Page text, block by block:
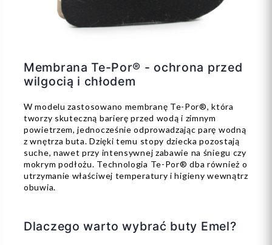
Membrana Te-Por® - ochrona przed
wilgocią i chłodem
W modelu zastosowano membranę Te-Por®, która
tworzy skuteczną barierę przed wodą i zimnym
powietrzem, jednocześnie odprowadzając parę wodną
z wnętrza buta. Dzięki temu stopy dziecka pozostają
suche, nawet przy intensywnej zabawie na śniegu czy
mokrym podłożu. Technologia Te-Por® dba również o
utrzymanie właściwej temperatury i higieny wewnątrz
obuwia.
Dlaczego warto wybrać buty Emel?